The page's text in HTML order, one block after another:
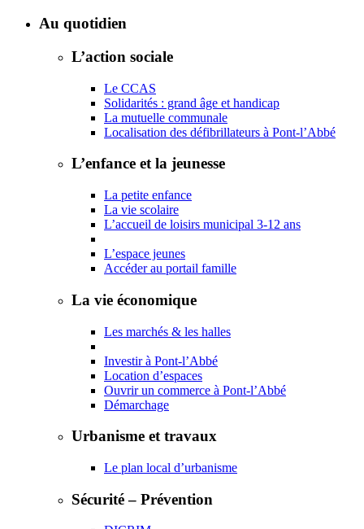
Au quotidien
L’action sociale
Le CCAS
Solidarités : grand âge et handicap
La mutuelle communale
Localisation des défibrillateurs à Pont-l’Abbé
L’enfance et la jeunesse
La petite enfance
La vie scolaire
L’accueil de loisirs municipal 3-12 ans
L’espace jeunes
Accéder au portail famille
La vie économique
Les marchés & les halles
Investir à Pont-l’Abbé
Location d’espaces
Ouvrir un commerce à Pont-l’Abbé
Démarchage
Urbanisme et travaux
Le plan local d’urbanisme
Sécurité – Prévention